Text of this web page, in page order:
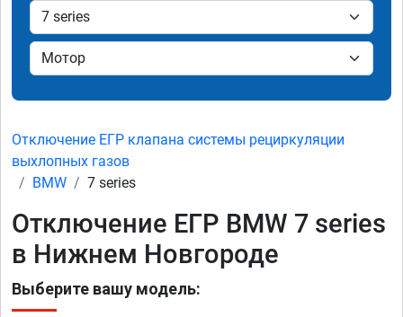
Отключение ЕГР клапана системы рециркуляции
выхлопных газов
BMW
7 series
Отключение ЕГР BMW 7 series
в Нижнем Новгороде
Выберите вашу модель: